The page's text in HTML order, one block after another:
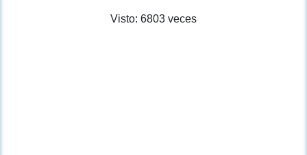
Visto: 6803 veces